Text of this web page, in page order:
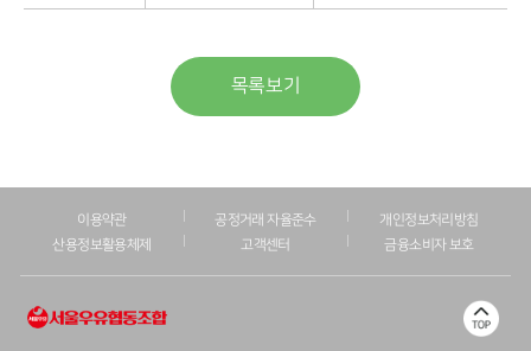
목록보기
이용약관 공정거래 자율준수
개인정보처리방침
산용정보활용체제
고객센터 금융소비자 보호